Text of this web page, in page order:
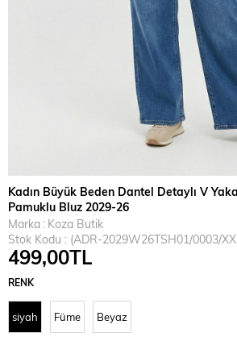
Kadın Büyük Beden Dantel Detaylı V
Pamuklu Bluz 2029-26
Marka : Koza Butik
Stok Kodu
(ADR-2029W26TSH01/0003/
499,00TL
RENK
siyah Füme Beyaz